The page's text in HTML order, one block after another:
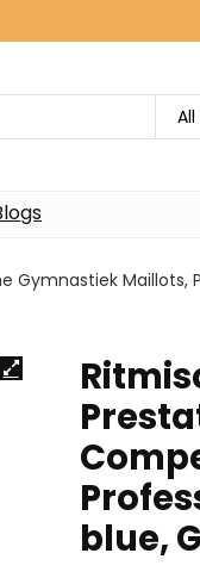
Gymnastiek Maillots,
blue,